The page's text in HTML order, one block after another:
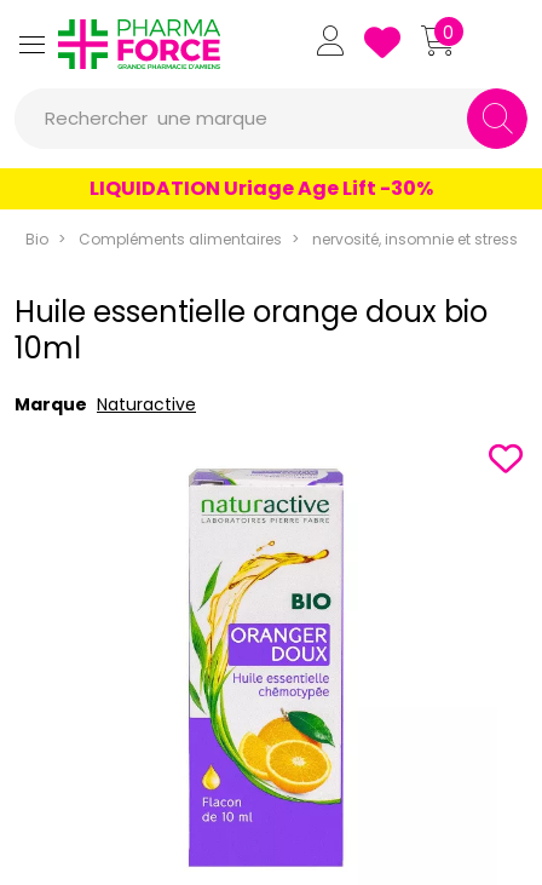
Pharmaforce Grande Pharmacie
0
Rechercher
un produit
une marque
LIQUIDATION Uriage Age Lift -30%
Bio Compléments alimentaires nervosité, insomnie et stress
Huile essentielle orange doux bio
10ml
Marque Naturactive